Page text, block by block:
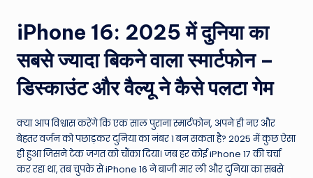
e
N
e
w
s
A
ro
iPhone 16: 2025 में दुनिया का
सबसे ज्यादा बिकने वाला स्मार्टफोन –
डिस्काउंट और वैल्यू ने कैसे पलटा गेम
क्या आप विश्वास करेंगे कि एक साल पुराना स्मार्टफोन, अपने ही नए और
बेहतर वर्जन को पछाड़कर दुनिया का नंबर 1 बन सकता है? 2025 में कुछ ऐसा
ही हुआ जिसने टेक जगत को चौंका दिया। जब हर कोई iPhone 17 की चर्चा
कर रहा था, तब चुपके से iPhone 16 ने बाजी मार ली और दुनिया का सबसे